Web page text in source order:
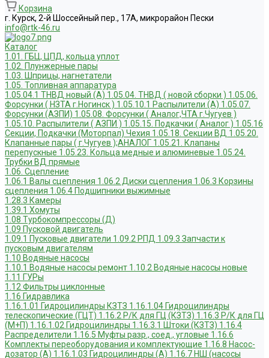
Корзина
г. Курск, 2-й Шоссейный пер., 17А, микрорайон Пески
info@rtk-46.ru
Каталог
1.01. ГБЦ, ЦПД, кольца уплот
1.02. Плунжерные пары
1.03. Шприцы, нагнетатели
1.05. Топливная аппаратура
1.05.04.1 ТНВД новый (А) 1.05.04. ТНВД ( новой сборки ) 1.05.06.
Форсунки ( НЗТА г.Ногинск ) 1.05.10.1 Распылители (А) 1.05.07.
Форсунки (АЗПИ) 1.05.08. Форсунки ( Аналог,ЧТА г.Чугуев )
1.05.10. Распылители ( АЗПИ ) 1.05.15. Подкачки ( Аналог ) 1.05.16
Секции, Подкачки (Моторпал) Чехия 1.05.18. Секции ВД 1.05.20.
Клапанные пары ( г.Чугуев );АНАЛОГ 1.05.21. Клапаны
перепускные 1.05.23. Кольца медные и алюминевые 1.05.24.
Трубки ВД прямые
1.06. Сцепление
1.06.1 Валы сцепления 1.06.2 Диски сцепления 1.06.3 Корзины
сцепления 1.06.4 Подшипники выжимные
1.28.3 Камеры
1.39.1 Хомуты
1.08 Турбокомпрессоры (Д)
1.09 Пусковой двигатель
1.09.1 Пусковые двигатели 1.09.2 РПД 1.09.3 Запчасти к
пусковым двигателям
1.10 Водяные насосы
1.10.1 Водяные насосы ремонт 1.10.2 Водяные насосы новые
1.11 ГУРы
1.12 Фильтры циклонные
1.16 Гидравлика
1.16.1.01 Гидроцилиндры КЗТЗ 1.16.1.04 Гидроцилиндры
телескопические (ГЦТ) 1.16.2 Р/К для ГЦ (КЗТЗ) 1.16.3 Р/К для ГЦ
(М+П) 1.16.1.02 Гидроцилиндры 1.16.3.1 Штоки (КЗТЗ) 1.16.4
Распределители 1.16.5 Муфты разр., соед., угловые 1.16.6
Комплекты переоборудования и комплектующие 1.16.8 Насос-
дозатор (А) 1.16.1.03 Гидроцилиндры (А) 1.16.7 НШ (насосы